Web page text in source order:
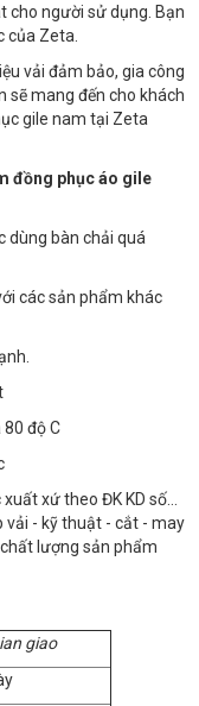
cho người sử dụng. Bạn
của Zeta.
vải đảm bảo, gia công
sẽ mang đến cho khách
gile nam tại Zeta
đồng phục áo gile
dùng bàn chải quá
các sản phẩm khác
độ C
xuất xứ theo ĐK KD số…
vải - kỹ thuật - cắt - may
lượng sản phẩm
giao